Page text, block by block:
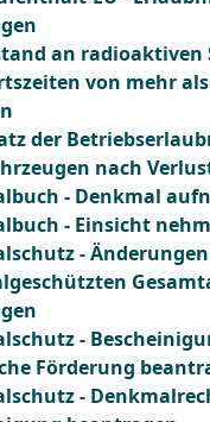
an
von mehr als
der
nach
- Denkmal
- Einsicht
-
-
Förderung
-